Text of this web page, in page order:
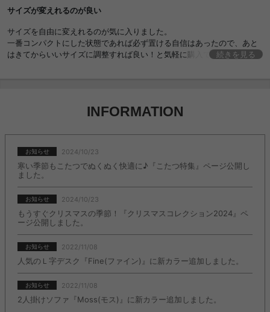
サイズが変えれるのが良い
サイズを自由に変えれるのが気に入りました。
一番コンパクトにした状態であれば必ず置ける自信はあったので、あと
はきてからいいサイズに調整すれば良い！と気軽に購入できるのが、ズ
続きを見る
INFORMATION
お知らせ 2024/10/23
寒い季節もこたつでぬくぬく快適に♪『こたつ特集』ページ公開し
ました。
お知らせ 2024/10/23
もうすぐクリスマスの季節！『クリスマスコレクション2024』ペ
ージ公開しました。
お知らせ 2022/11/08
人気のＬ字デスク『Fine(ファイン)』に新カラー追加しました。
お知らせ 2022/11/08
2人掛けソファ『Moss(モス)』に新カラー追加しました。